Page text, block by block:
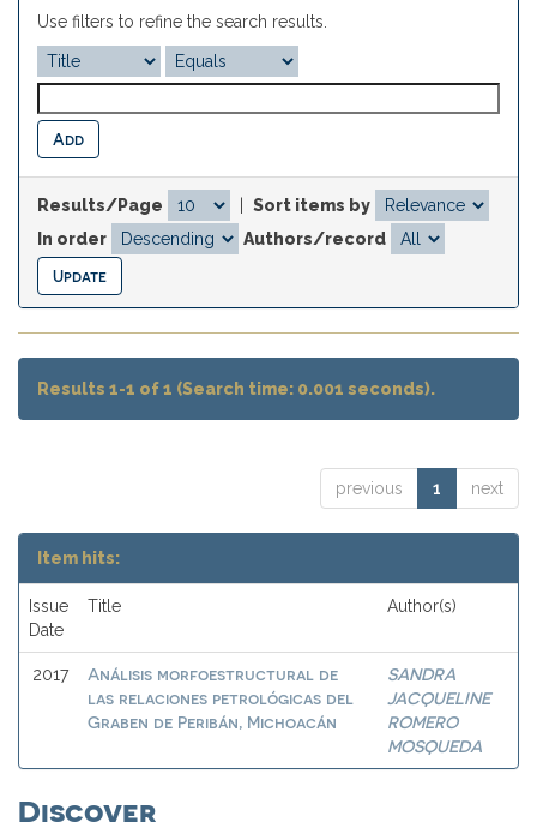
Use filters to refine the search results.
Results/Page
Sort items by
In order
Authors/record
Results 1-1 of 1 (Search time: 0.001 seconds).
previous 1 next
Item hits:
Issue
Date
Title Author(s)
2017
Análisis morfoestructural de
las relaciones petrológicas del
Graben de Peribán, Michoacán
SANDRA
JACQUELINE
ROMERO
MOSQUEDA
Discover